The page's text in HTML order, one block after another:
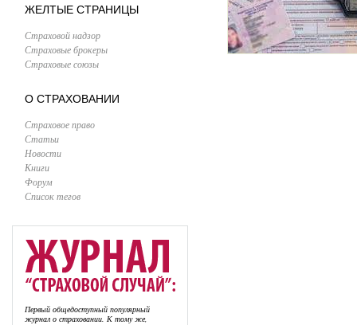
ЖЕЛТЫЕ СТРАНИЦЫ
Страховой надзор
Страховые брокеры
Страховые союзы
О СТРАХОВАНИИ
Страховое право
Статьи
Новости
Книги
Форум
Список тегов
Первый общедоступный популярный
журнал о страховании. К тому же,